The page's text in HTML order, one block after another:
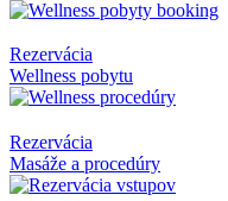
Rezervácia
Wellness pobytu
Rezervácia
Masáže a procedúry